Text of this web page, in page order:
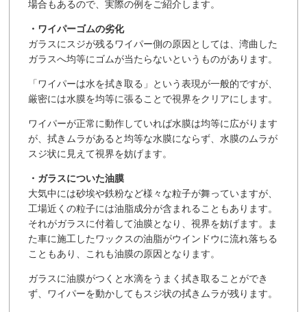
場合もあるので、実際の例をご紹介します。
・ワイパーゴムの劣化
ガラスにスジが残るワイパー側の原因としては、湾曲した
ガラスへ均等にゴムが当たらないというものがあります。
「ワイパーは水を拭き取る」という表現が一般的ですが、
厳密には水膜を均等に張ることで視界をクリアにします。
ワイパーが正常に動作していれば水膜は均等に広がります
が、拭きムラがあると均等な水膜にならず、水膜のムラが
スジ状に見えて視界を妨げます。
・ガラスについた油膜
大気中には砂埃や鉄粉など様々な粒子が舞っていますが、
工場近くの粒子には油脂成分が含まれることもあります。
それがガラスに付着して油膜となり、視界を妨げます。ま
た車に施工したワックスの油脂がウインドウに流れ落ちる
こともあり、これも油膜の原因となります。
ガラスに油膜がつくと水滴をうまく拭き取ることができ
ず、ワイパーを動かしてもスジ状の拭きムラが残ります。